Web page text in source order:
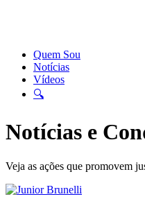
Quem Sou
Notícias
Vídeos
🔍
Notícias e
Veja as ações que promovem